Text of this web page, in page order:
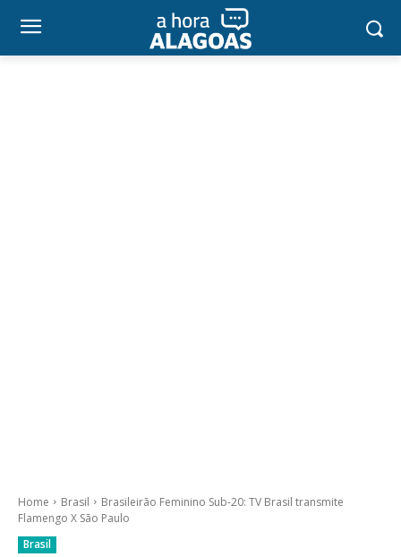
Home Brasil
Brasileirão Feminino Sub-20: TV Brasil transmite
Flamengo X São Paulo
Brasil